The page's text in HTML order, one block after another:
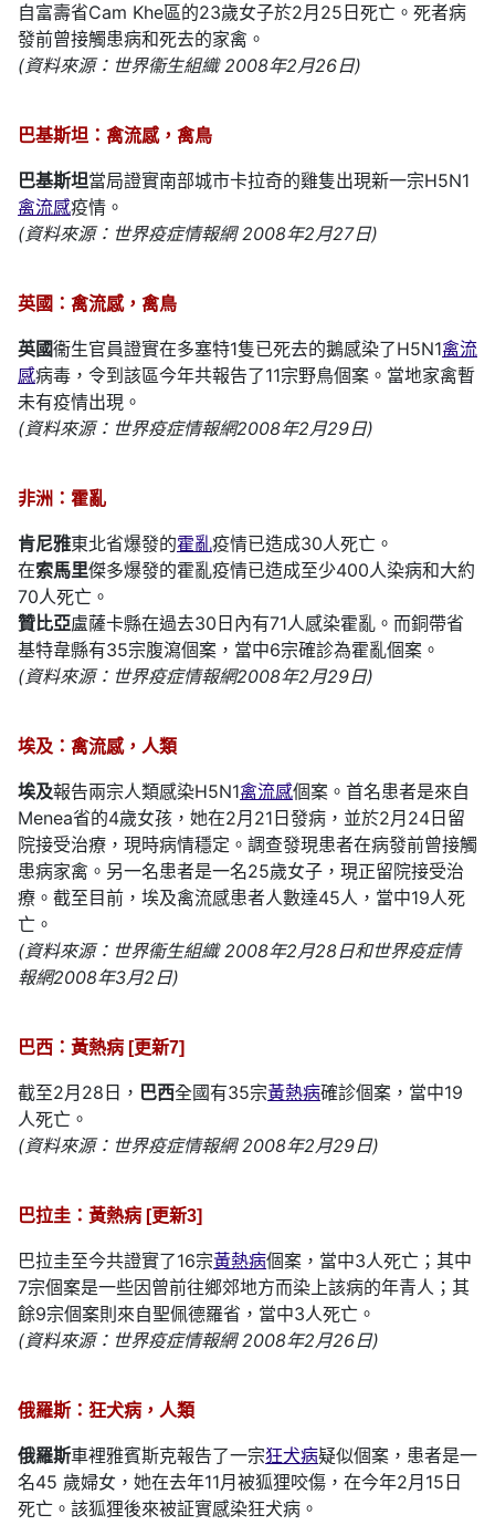
自富壽省Cam Khe區的23歲女子於2月25日死亡。死者病
發前曾接觸患病和死去的家禽。
(資料來源：世界衞生組織 2008年2月26日)
巴基斯坦：禽流感，禽鳥
巴基斯坦當局證實南部城市卡拉奇的雞隻出現新一宗H5N1
禽流感疫情。
(資料來源：世界疫症情報網 2008年2月27日)
英國：禽流感，禽鳥
英國衞生官員證實在多塞特1隻已死去的鵝感染了H5N1禽流
感病毒，令到該區今年共報告了11宗野鳥個案。當地家禽暫
未有疫情出現。
(資料來源：世界疫症情報網2008年2月29日)
非洲：霍亂
肯尼雅東北省爆發的霍亂疫情已造成30人死亡。
在索馬里傑多爆發的霍亂疫情已造成至少400人染病和大約
70人死亡。
贊比亞盧薩卡縣在過去30日內有71人感染霍亂。而銅帶省
基特韋縣有35宗腹瀉個案，當中6宗確診為霍亂個案。
(資料來源：世界疫症情報網2008年2月29日)
埃及：禽流感，人類
埃及報告兩宗人類感染H5N1禽流感個案。首名患者是來自
Menea省的4歲女孩，她在2月21日發病，並於2月24日留
院接受治療，現時病情穩定。調查發現患者在病發前曾接觸
患病家禽。另一名患者是一名25歲女子，現正留院接受治
療。截至目前，埃及禽流感患者人數達45人，當中19人死
亡。
(資料來源：世界衞生組織 2008年2月28日和世界疫症情
報網2008年3月2日)
巴西：黃熱病 [更新7]
截至2月28日， 巴西全國有35宗黃熱病確診個案，當中19
人死亡。
(資料來源：世界疫症情報網 2008年2月29日)
巴拉圭：黃熱病 [更新3]
巴拉圭至今共證實了16宗黃熱病個案，當中3人死亡；其中
7宗個案是一些因曾前往鄉郊地方而染上該病的年青人；其
餘9宗個案則來自聖佩德羅省，當中3人死亡。
(資料來源：世界疫症情報網 2008年2月26日)
俄羅斯：狂犬病，人類
俄羅斯車裡雅賓斯克報告了一宗狂犬病疑似個案，患者是一
名45 歲婦女，她在去年11月被狐狸咬傷，在今年2月15日
死亡。該狐狸後來被証實感染狂犬病。